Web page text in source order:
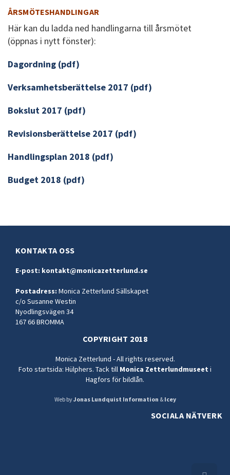
ÅRSMÖTESHANDLINGAR
Här kan du ladda ned handlingarna till årsmötet
(öppnas i nytt fönster):
Dagordning (pdf)
Verksamhetsberättelse 2017 (pdf)
Bokslut 2017 (pdf)
Revisionsberättelse 2017 (pdf)
Handlingsplan 2018 (pdf)
Budget 2018 (pdf)
KONTAKTA OSS
E-post: kontakt@monicazetterlund.se
Postadress: Monica Zetterlund Sällskapet
c/o Susanne Westin
Nyodlingsvägen 34
167 66 BROMMA
COPYRIGHT 2018
Monica Zetterlund - All rights reserved.
Foto startsida: Hülphers. Tack till Monica Zetterlundmuseet i
Hagfors för bildlån.
Web byJonas Lundquist Information & Icey
SOCIALA NÄTVERK